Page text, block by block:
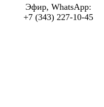
Эфир, WhatsApp:
+7 (343) 227-10-45